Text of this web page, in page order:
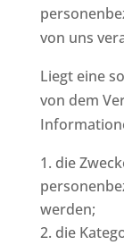
von uns
Liegt eine
von dem
die
werden;
die